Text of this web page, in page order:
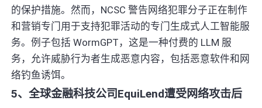
的保护措施。然而，NCSC 警告网络犯罪分子正在制作
和营销专门用于支持犯罪活动的专门生成式人工智能服
务。例子包括 WormGPT，这是一种付费的 LLM 服
务，允许威胁行为者生成恶意内容，包括恶意软件和网
络钓鱼诱饵。
5、全球金融科技公司EquiLend遭受网络攻击后